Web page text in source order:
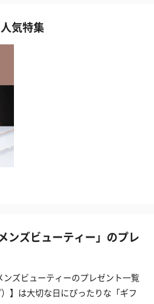
気特集
ンズビューティー」のプレ
ズビューティーのプレゼント一覧
】は大切な日にぴったりな「ギフ